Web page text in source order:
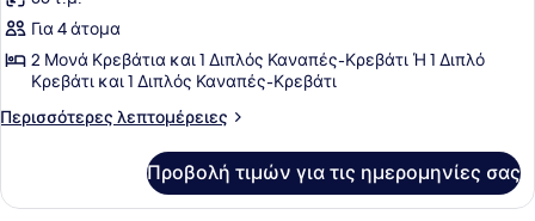
Θάλασσα
στη
των
φωτογραφιών
για
Family
Δωμάτιο
Για 4 άτομα
2 Μονά Κρεβάτια και 1 Διπλός Καναπές-Κρεβάτι Ή 1 Διπλό
Κρεβάτι και 1 Διπλός Καναπές-Κρεβάτι
Περισσότερες λεπτομέρειες
Περισσότερες
Δωμάτιο
Προβολή τιμών για τις ημερομηνίες σας